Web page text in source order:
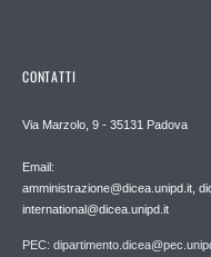
CONTATTI
Via Marzolo, 9 - 35131 Padova
Email:
amministrazione@dicea.unipd.it,
international@dicea.unipd.it
PEC: